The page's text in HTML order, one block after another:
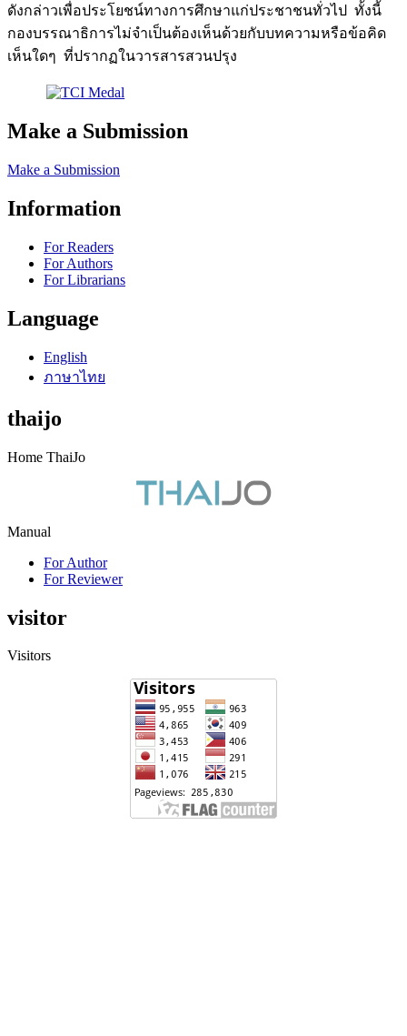
ดังกล่าวเพื่อประโยชน์ทางการศึกษาแก่ประชาชนทั่วไป ทั้งนี้
กองบรรณาธิการไม่จำเป็นต้องเห็นด้วยกับบทความหรือข้อคิด
เห็นใดๆ ที่ปรากฏในวารสารสวนปรุง
Make a Submission
Make a Submission
Information
For Readers
For Authors
For Librarians
Language
English
ภาษาไทย
thaijo
Home ThaiJo
Manual
For Author
For Reviewer
visitor
Visitors